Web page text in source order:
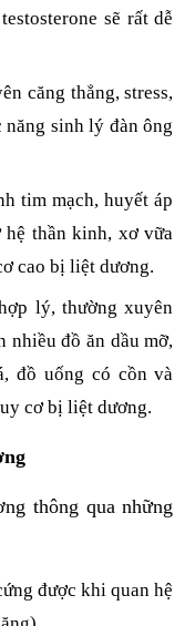
sẽ rất dễ
căng thẳng, stress,
sinh lý đàn ông
tim mạch, huyết áp
hệ thần kinh, xơ vữa
cao bị liệt dương.
lý, thường xuyên
nhiều đồ ăn dầu mỡ,
đồ uống có cồn và
cơ bị liệt dương.
thông qua những
được khi quan hệ